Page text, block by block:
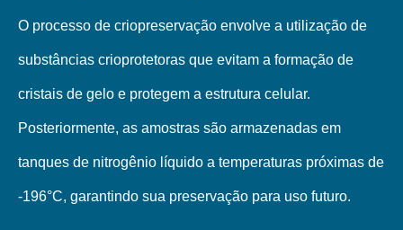
O processo de criopreservação envolve a utilização de
substâncias crioprotetoras que evitam a formação de
cristais de gelo e protegem a estrutura celular.
Posteriormente, as amostras são armazenadas em
tanques de nitrogênio líquido a temperaturas próximas de
-196°C, garantindo sua preservação para uso futuro.